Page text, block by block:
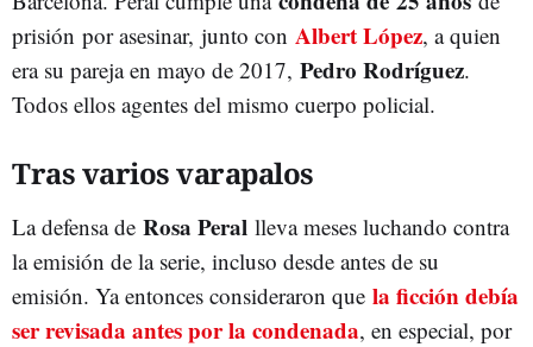
prisión por asesinar, junto con Albert López, a quien
era su pareja en mayo de 2017, Pedro Rodríguez.
Todos ellos agentes del mismo cuerpo policial.
Tras varios varapalos
La defensa de Rosa Peral lleva meses luchando contra
la emisión de la serie, incluso desde antes de su
emisión. Ya entonces consideraron que la ficción debía
ser revisada antes por la condenada, en especial, por